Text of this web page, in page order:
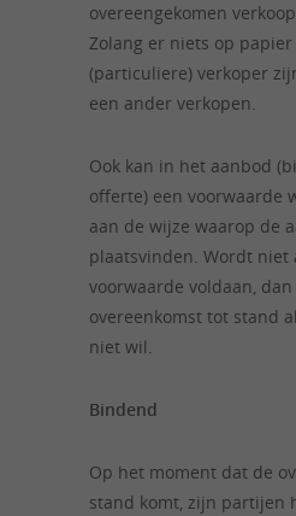
overeengekomen
Zolang er niets op papier
(particuliere) verkoper
een ander verkopen.
Ook kan in het aanbod
offerte) een voorwaarde
aan de wijze waarop de
plaatsvinden. Wordt niet
voorwaarde voldaan,
overeenkomst tot stand
niet wil.
Bindend
Op het moment dat de
stand komt, zijn partijen